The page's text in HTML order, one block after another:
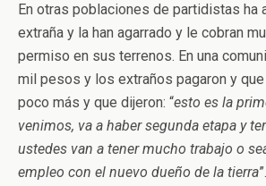
En otras poblaciones de partidistas ha
extraña y la han agarrado y le cobran
permiso en sus terrenos. En una
mil pesos y los extraños pagaron y
poco más y que dijeron: “esto es la
venimos, va a haber segunda etapa y
ustedes van a tener mucho trabajo o
empleo con el nuevo dueño de la tierra